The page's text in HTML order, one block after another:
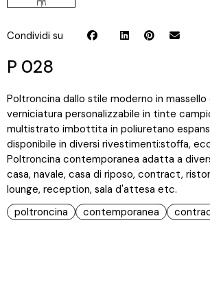
Condividi su
P 028
Poltroncina dallo stile moderno in massello
verniciatura personalizzabile in tinte
multistrato imbottita in poliuretano
disponibile in diversi rivestimenti:stoffa,
Poltroncina contemporanea adatta a
casa, navale, casa di riposo, contract,
lounge, reception, sala d'attesa etc.
poltroncina
contemporanea